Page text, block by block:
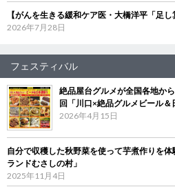
【がんを生きる緩和ケア医・大橋洋平「足
2026年7月28日
フェスティバル
絶品屋台グルメが全国各地か
回「川口×絶品グルメビール
2026年4月15日
自分で収穫した秋野菜を使って芋煮作りを
ランドむさしの村」
2025年11月4日